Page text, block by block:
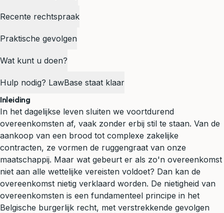
Recente rechtspraak
Praktische gevolgen
Wat kunt u doen?
Hulp nodig? LawBase staat klaar
Inleiding
In het dagelijkse leven sluiten we voortdurend
overeenkomsten af, vaak zonder erbij stil te staan. Van de
aankoop van een brood tot complexe zakelijke
contracten, ze vormen de ruggengraat van onze
maatschappij. Maar wat gebeurt er als zo'n overeenkomst
niet aan alle wettelijke vereisten voldoet? Dan kan de
overeenkomst nietig verklaard worden. De nietigheid van
overeenkomsten is een fundamenteel principe in het
Belgische burgerlijk recht, met verstrekkende gevolgen